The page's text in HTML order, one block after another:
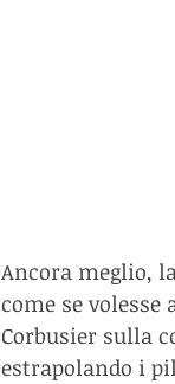
Ancora meglio,
come se
Corbusier sulla
estrapolando i